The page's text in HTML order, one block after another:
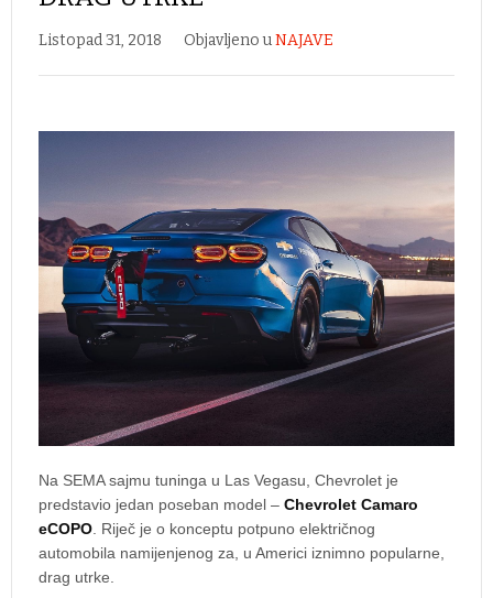
Listopad 31, 2018 Objavljeno uNAJAVE
Na SEMA sajmu tuninga u Las Vegasu, Chevrolet je
predstavio jedan poseban model – Chevrolet Camaro
eCOPO . Riječ je o konceptu potpuno električnog
automobila namijenjenog za, u Americi iznimno popularne,
drag utrke.